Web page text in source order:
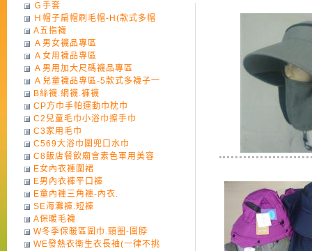
Ｇ手套
Ｈ帽子扁帽刷毛帽-H(款式多帽
子一律不挑色)
A五指襪
Ａ男女襪品專區
Ａ女用襪品專區
Ａ男用加大尺碼襪品專區
Ａ兒童襪品專區-5款式多襪子一
律不挑款式花色)
B絲襪.網襪.褲襪
CP方巾手帕運動巾枕巾
C2兒童毛巾小浴巾擦手巾
C3家用毛巾
C569大浴巾圍兜口水巾
C8飯店餐飲廟會素色軍用美容
巾
E女內衣褲圍裙
E男內衣褲平口褲
E童內褲三角褲-內衣.
SE海灘褲.短褲
A保暖毛襪
W冬季保暖區圍巾.頸圈-圍脖
WE發熱衣衛生衣長袖(一律不挑